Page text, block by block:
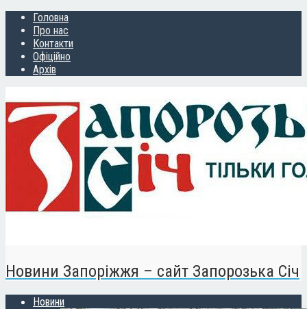
Головна
Про нас
Контакти
Офіційно
Архів
Новини Запоріжжя – сайт Запорозька Січ
Новини